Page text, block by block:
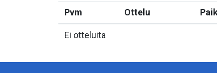
Pvm Ottelu
Ei otteluita